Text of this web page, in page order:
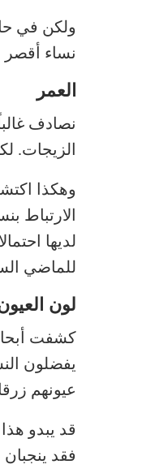
ولكن في
نساء
العمر
نصادف
الزيجات.
لديها
للماضي
لون
كشفت
يفضلون
عيونهم
قد يبدو
فقد